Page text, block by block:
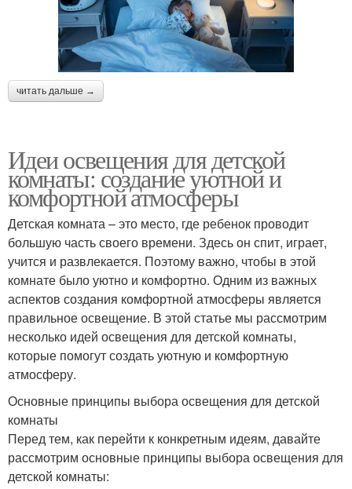
читать дальше →
Идеи освещения для детской
комнаты: создание уютной и
комфортной атмосферы
Детская комната – это место, где ребенок проводит
большую часть своего времени. Здесь он спит, играет,
учится и развлекается. Поэтому важно, чтобы в этой
комнате было уютно и комфортно. Одним из важных
аспектов создания комфортной атмосферы является
правильное освещение. В этой статье мы рассмотрим
несколько идей освещения для детской комнаты,
которые помогут создать уютную и комфортную
атмосферу.
Основные принципы выбора освещения для детской
комнаты
Перед тем, как перейти к конкретным идеям, давайте
рассмотрим основные принципы выбора освещения для
детской комнаты: